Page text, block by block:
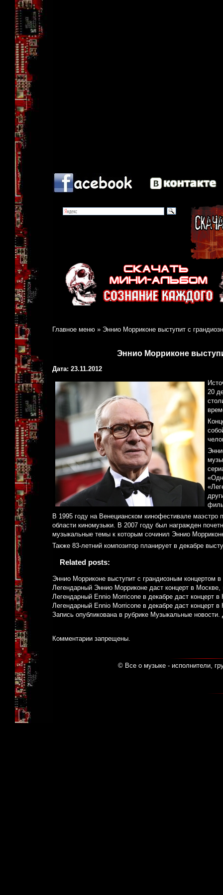
Главное меню » Эннио Морриконе выступит с
Эннио Морриконе
Дата: 23.11.2012
20
В 1995 году на Венецианском кинофестивале
области киномузыки. В 2007 году был награжден
музыкальные темы к которым сочинил Эннио
Также 83-летний композитор планирует в декабре
Related posts:
Эннио Морриконе выступит с грандиозным концертом в
Легендарный Эннио Морриконе даст концерт в Москве,
Легендарный Ennio Morricone в декабре даст концерт в
Легендарный Ennio Morricone в декабре даст концерт в
Запись опубликована в рубрике Музыкальные новости.
Комментарии запрещены.
© Все о музыке - исполнители,